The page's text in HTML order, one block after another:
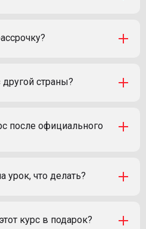
другой страны?
после официального
урок, что делать?
курс в подарок?